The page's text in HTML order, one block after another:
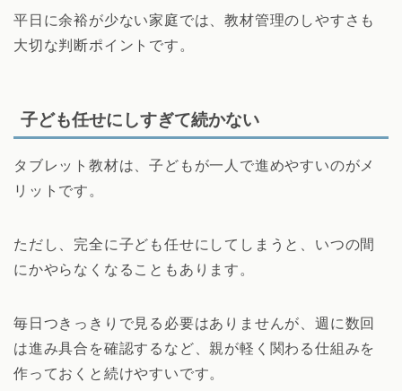
平日に余裕が少ない家庭では、教材管理のしやすさも
大切な判断ポイントです。
子ども任せにしすぎて続かない
タブレット教材は、子どもが一人で進めやすいのがメ
リットです。
ただし、完全に子ども任せにしてしまうと、いつの間
にかやらなくなることもあります。
毎日つきっきりで見る必要はありませんが、週に数回
は進み具合を確認するなど、親が軽く関わる仕組みを
作っておくと続けやすいです。